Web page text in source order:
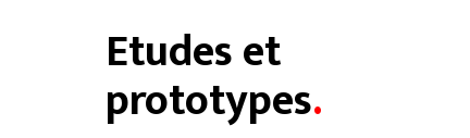
Etudes et
prototypes.